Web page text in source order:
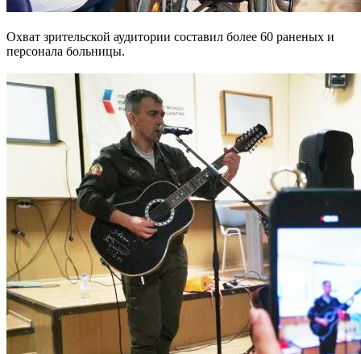
Охват зрительской аудитории составил более 60 раненых и
персонала больницы.